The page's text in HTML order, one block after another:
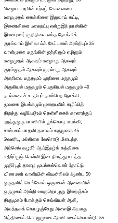
பிழையா மரபின் ஈர்ஏழ் கோவையை
உழைமுதல் கைக்கிளை இறுவாய் கட்டி,
இணைகிளை பகைநட்பு என்றுஇந் நான்கின்
இசைபுணர் குறிநிலை எய்த நோக்கிக்
குரல்வாய் இளிவாய்க் கேட்டனள் அன்றியும் 35
வரன்முறை மருங்கின் ஐந்தினும் ஏழினும்
உழைமுதல் ஆகவும் உழைஈறு ஆகவும்
குரல்முதல் ஆகவும் குரல்ஈறு ஆகவும்
அகநிலை மருதமும் புறநிலை மருதமும்
அருகியல் மருதமும் பெருகியல் மருதமும் 40
நால்வகைச் சாதியும் நலம்பெற நோக்கி,
மூவகை இயக்கமும் முறையுளிக் கழிப்பித்
திறத்து வழிப்படூஉம் தெள்ளிசைக் கரணத்துப்
புறத்துஒரு பாணியில் பூங்கொடி மயங்கி,
சண்பகம் மாதவி தமாலம் கருமுகை 45
வெண்பூ மல்லிகை வேரொடு மிடைந்த
அம்செங் கழுநீர் ஆய்இதழ்க் கத்திகை
எதிர்ப்பூஞ் செவ்வி இடைநிலத்து யாத்த
முதிர்பூந் தாழை முடங்கல்வெண் தோட்டு
விரைமலர் வாளியின் வியன்நிலம் ஆண்ட 50
ஒருதனிச் செங்கோல் ஒருமகன் ஆணையின்
ஒருமுகம் அன்றி உலகுதொழுது இறைஞ்சும்
திருமுகம் போக்கும் செவ்வியள் ஆகி,
அலத்தகக் கொழுஞ்சேறு அளைஇ அயலது
பித்திகைக் கொழுமுகை ஆணி கைக்கொண்டு, 55